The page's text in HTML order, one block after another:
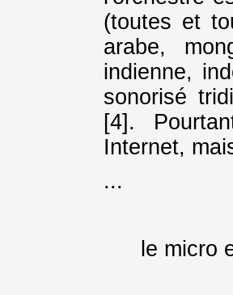
(toutes et
arabe,
indienne,
sonorisé
[4].
Internet,
...
le micro